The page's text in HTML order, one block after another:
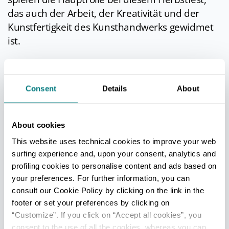
Consent Details About
About cookies
This website uses technical cookies to improve your web
surfing experience and, upon your consent, analytics and
profiling cookies to personalise content and ads based on
your preferences. For further information, you can
consult our Cookie Policy by clicking on the link in the
footer or set your preferences by clicking on
“Customize”. If you click on “Accept all cookies”, you
consent to the use of all the cookies, whereas you can
das auch der Arbeit, der Kreativität und der
Kunstfertigkeit des Kunsthandwerks gewidmet
ist.
IN DER UMGEBUNG
Benedetto in Alpe
Benediktinerabtei, einer der ältesten des
Apennins, verbunden ist. Bereits ab dem 10. Jh.
wird von einer hier ansässigen Gruppe von
Eremiten berichtet und etwa ein Jahrhundert
später machte der heilige Romuald hier Station,
bevor er Camaldoli gründete.
Auch Dante hielt sich während seines Exils an